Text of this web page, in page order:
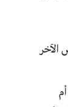
والبعض الآخر